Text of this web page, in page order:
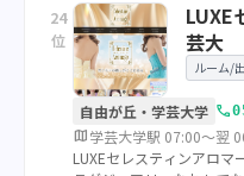
24
位
LUXE
芸大
ルーム/
自由が丘・学芸大学 call
map学芸大学駅 07:00～翌
LUXEセレスティンアロマ